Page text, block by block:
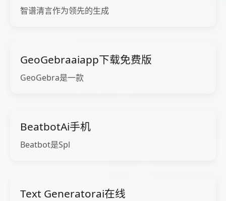
智谱清言作为领先的生成
GeoGebraaiapp下载免费版
GeoGebra是一款
BeatbotAi手机
Beatbot是Spl
Text Generatorai在线